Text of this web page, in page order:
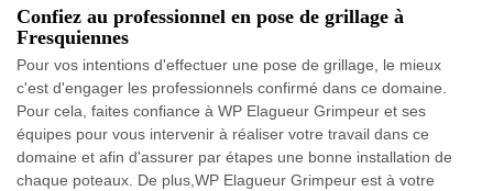
Confiez au professionnel en pose de grillage à
Fresquiennes
Pour vos intentions d'effectuer une pose de grillage, le mieux
c'est d'engager les professionnels confirmé dans ce domaine.
Pour cela, faites confiance à WP Elagueur Grimpeur et ses
équipes pour vous intervenir à réaliser votre travail dans ce
domaine et afin d'assurer par étapes une bonne installation de
chaque poteaux. De plus,WP Elagueur Grimpeur est à votre